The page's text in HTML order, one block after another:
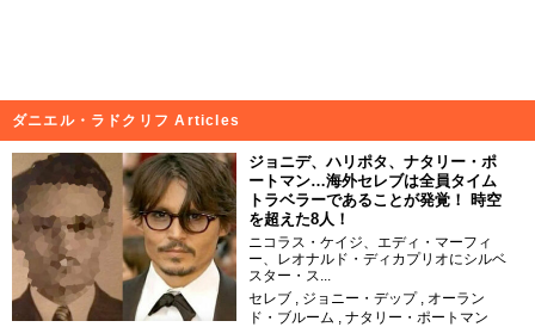
ダニエル・ラドクリフ Articles
ジョニデ、ハリポタ、ナタリー・ポ
ートマン…海外セレブは全員タイム
トラベラーであることが発覚！ 時空
を超えた8人！
ニコラス・ケイジ、エディ・マーフィ
ー、レオナルド・ディカプリオにシルベ
スター・ス...
セレブ
ジョニー・デップ
オーラン
ド・ブルーム
ナタリー・ポートマン